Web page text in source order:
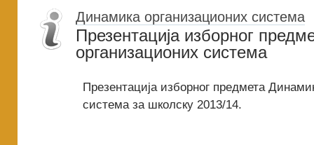
Динамика организационих система
Презентација изборног
организационих система
Презентација изборног предмета
система за школску 2013/14.